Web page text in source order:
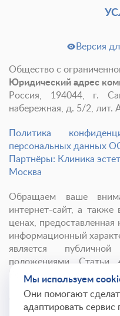
Версия
Общество с
Юридический адрес
Россия, 194044, г.
набережная, д. 5/2, лит.
Политика
персональных данных
Партнёры: Клиника
Москва
Обращаем ваше
интернет-сайт, а
ценах,
информационный
является
положениями Статьи
Российской Федерации.
© 2001- 2026Институт
Мы используем
Они помогают
адаптировать